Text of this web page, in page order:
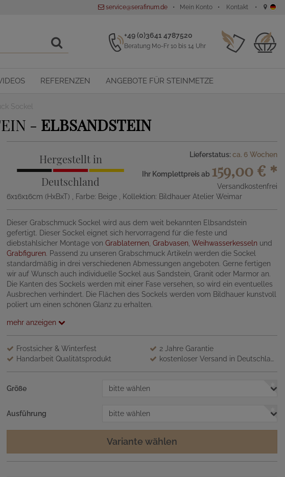
service@serafinum.de Mein Konto Kontakt
+49 (0)3641 4787520
Beratung Mo-Fr 10 bis 14 Uhr
REFERENZEN ANGEBOTE FÜR STEINMETZE
Sockel
- ELBSANDSTEIN
Hergestellt in
Deutschland
Lieferstatus: ca. 6 Wochen
Ihr Komplettpreis ab 159,00 € *
Versandkostenfrei
6x16x16cm (HxBxT)
, Farbe: Beige , Kollektion: Bildhauer Atelier Weimar
Dieser Grabschmuck Sockel wird aus dem weit bekannten Elbsandstein
gefertigt. Dieser Sockel eignet sich hervorragend für die feste und
diebstahlsicher Montage von Grablaternen Grabvasen Weihwasserkesseln und
Grabfiguren . Passend zu unseren Grabschmuck Artikeln werden die Sockel
standardmäßig in drei verschiedenen Abmessungen angeboten. Gerne fertigen
wir auf Wunsch auch individuelle Sockel aus Sandstein, Granit oder Marmor an.
Die Kanten des Sockels werden mit einer Fase versehen, so wird ein eventuelles
Ausbrechen verhindert. Die Flächen des Sockels werden vom Bildhauer kunstvoll
poliert um einen schönen Glanz zu erhalten.
mehr anzeigen
Frostsicher & Winterfest
2 Jahre Garantie
Handarbeit Qualitätsprodukt
kostenloser Versand in Deutschland
Größe bitte wählen
Ausführung bitte wählen
Variante wählen